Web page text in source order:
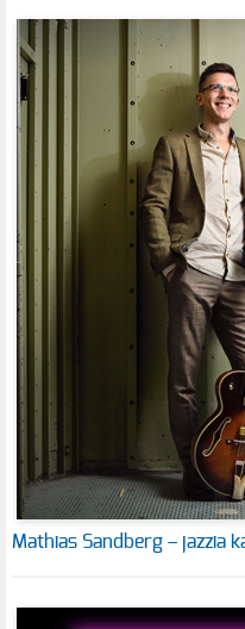
Mathias Sandberg – jazzia